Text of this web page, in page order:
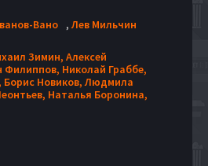
Вано ,Лев Мильчин
Зимин, Алексей
Филиппов, Николай Граббе,
Борис Новиков,Людмила
Наталья Боронина,